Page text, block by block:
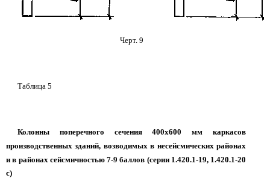
Черт. 9
Таблица 5
Колонны поперечного сечения 400х600 мм каркасов
производственных зданий, возводимых в несейсмических районах
и в районах сейсмичностью 7-9 баллов (серии 1.420.1-19, 1.420.1-20
с)